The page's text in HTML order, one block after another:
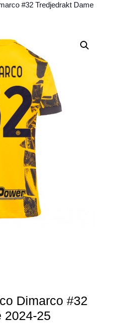
#32 Tredjedrakt Dame
Dimarco #32
2024-25